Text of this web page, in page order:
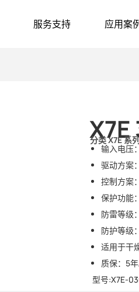
服务支持 应用案
分类X7E 系
输入电压
驱动方案
控制方案
保护功能
防雷等级
防护等级
适用于干
质保：5年
型号:X7E-